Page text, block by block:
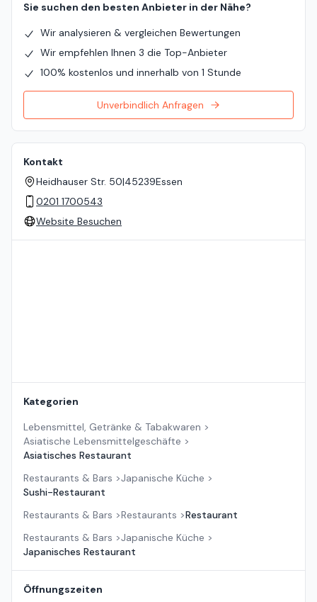
Sie suchen den besten Anbieter in der Nähe?
Wir analysieren & vergleichen Bewertungen
Wir empfehlen Ihnen 3 die Top-Anbieter
100% kostenlos und innerhalb von 1 Stunde
Unverbindlich Anfragen
Kontakt
Heidhauser Str. 50|45239Essen
0201 1700543
Website Besuchen
Kategorien
Lebensmittel, Getränke & Tabakwaren >
Asiatische Lebensmittelgeschäfte >
Asiatisches Restaurant
Restaurants & Bars >Japanische Küche >
Sushi-Restaurant
Restaurants & Bars >Restaurants >Restaurant
Restaurants & Bars >Japanische Küche >
Japanisches Restaurant
Öffnungszeiten